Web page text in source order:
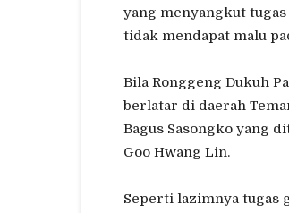
yang menyangkut
tidak mendapat malu
Bila Ronggeng Dukuh
berlatar di daerah
Bagus Sasongko yang
Goo Hwang Lin.
Seperti lazimnya tugas